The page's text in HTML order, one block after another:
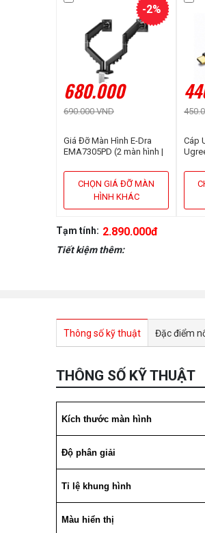
680.000
690.000 VND
-2%
Giá Đỡ Màn Hình E-Dra
EMA7305PD (2 màn hình |
CHỌN GIÁ ĐỠ MÀN
HÌNH KHÁC
Cáp
Tạm tính: 2.890.000đ
Tiết kiệm thêm:
Thông số kỹ thuật Đặc điểm
THÔNG SỐ KỸ THUẬT
Kích thước màn hình
Độ phân giải
Tỉ lệ khung hình
Màu hiển thị